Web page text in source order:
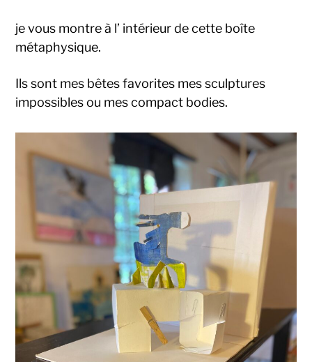
je vous montre à l’ intérieur de cette boîte
métaphysique.
Ils sont mes bêtes favorites mes sculptures
impossibles ou mes compact bodies.